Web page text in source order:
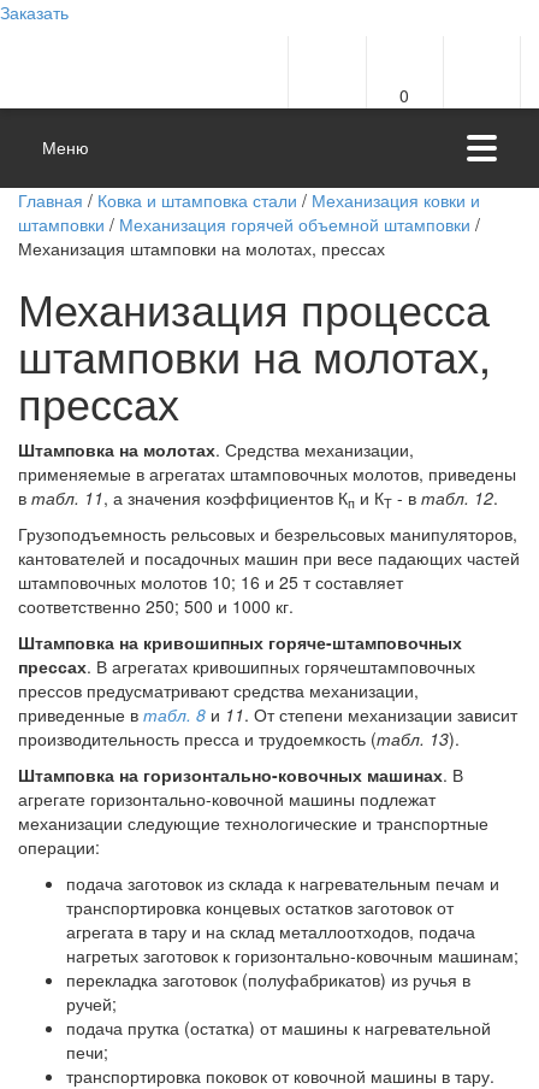
Заказать
0
Меню
Главная / Ковка и штамповка стали / Механизация ковки и
штамповки / Механизация горячей объемной штамповки /
Механизация штамповки на молотах, прессах
Механизация процесса
штамповки на молотах,
прессах
Штамповка на молотах. Средства механизации,
применяемые в агрегатах штамповочных молотов, приведены
в табл. 11, а значения коэффициентов Кп и КТ - в табл. 12.
Грузоподъемность рельсовых и безрельсовых манипуляторов,
кантователей и посадочных машин при весе падающих частей
штамповочных молотов 10; 16 и 25 т составляет
соответственно 250; 500 и 1000 кг.
Штамповка на кривошипных горяче-штамповочных
прессах. В агрегатах кривошипных горячештамповочных
прессов предусматривают средства механизации,
приведенные в табл. 8 и 11. От степени механизации зависит
производительность пресса и трудоемкость (табл. 13).
Штамповка на горизонтально-ковочных машинах. В
агрегате горизонтально-ковочной машины подлежат
механизации следующие технологические и транспортные
операции:
подача заготовок из склада к нагревательным печам и
транспортировка концевых остатков заготовок от
агрегата в тару и на склад металлоотходов, подача
нагретых заготовок к горизонтально-ковочным машинам;
перекладка заготовок (полуфабрикатов) из ручья в
ручей;
подача прутка (остатка) от машины к нагревательной
печи;
транспортировка поковок от ковочной машины в тару.